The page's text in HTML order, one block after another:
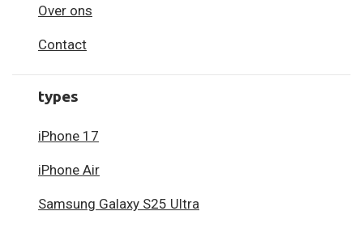
Over ons
Contact
types
iPhone 17
iPhone Air
Samsung Galaxy S25 Ultra